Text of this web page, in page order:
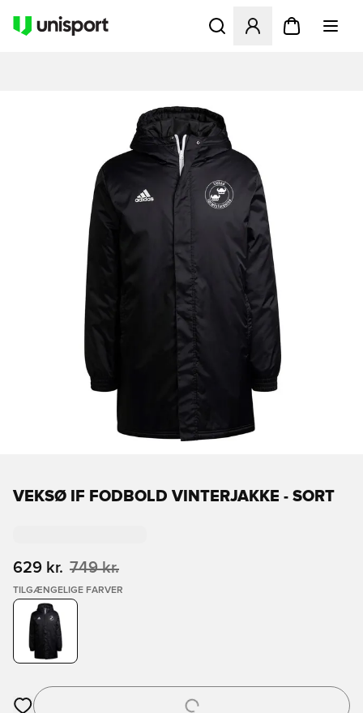
Åbner en Modal til at
VEKSØ IF FODBOLD VINTERJAKKE - SORT
629 kr. 749 kr.
TILGÆNGELIGE FARVER